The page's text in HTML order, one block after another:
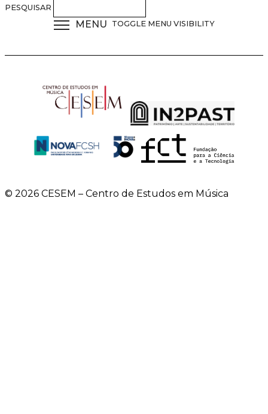
PESQUISAR
MENU TOGGLE MENU VISIBILITY
© 2026 CESEM – Centro de Estudos em Música